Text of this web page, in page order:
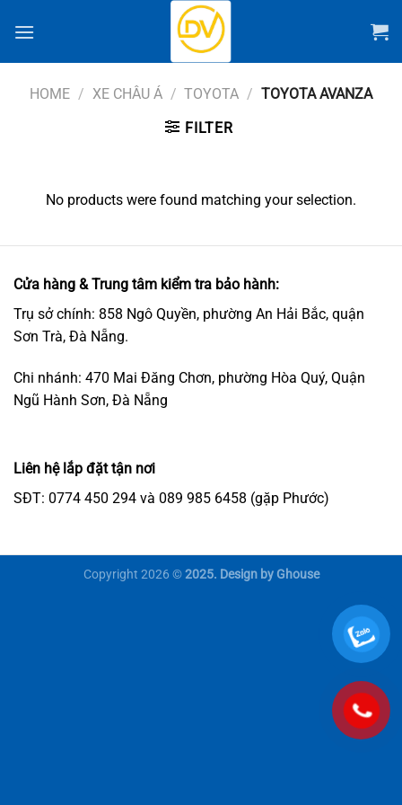
đến
HOME / XE CHÂU Á / TOYOTA / TOYOTA AVANZA
FILTER
No products were found matching your selection.
Cửa hàng & Trung tâm kiểm tra bảo hành:
Trụ sở chính: 858 Ngô Quyền, phường An Hải Bắc, quận
Sơn Trà, Đà Nẵng.
Chi nhánh: 470 Mai Đăng Chơn, phường Hòa Quý, Quận
Ngũ Hành Sơn, Đà Nẵng
Liên hệ lắp đặt tận nơi
SĐT: 0774 450 294 và 089 985 6458 (gặp Phước)
Copyright 2026 ©2025. Design by Ghouse